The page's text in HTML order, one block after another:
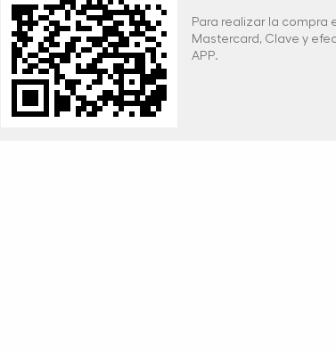
Para realizar la compra
Mastercard, Clave y
APP.